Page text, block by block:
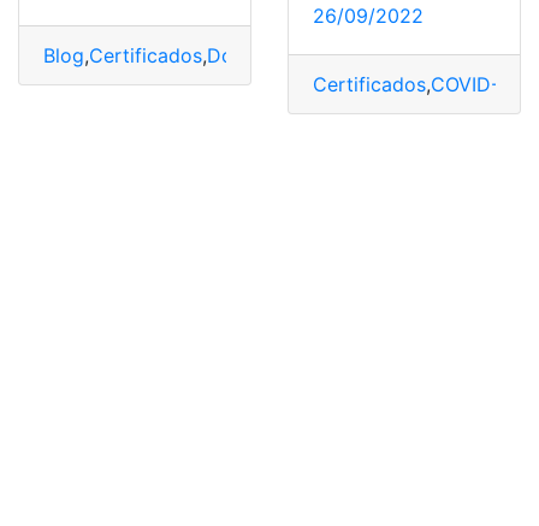
Blog,Certificados,Documentos,Ecuador,Herramientas
26/09/2022
Certificados,COVID-19